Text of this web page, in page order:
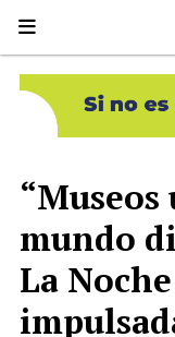
mundo
La